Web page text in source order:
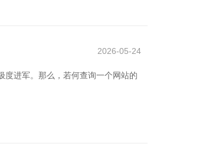
2026-05-24
度进军。那么，若何查询一个网站的